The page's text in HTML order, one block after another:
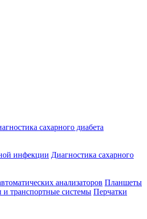
сахарного диабета
инфекции Диагностика сахарного
анализаторов Планшеты
и транспортные системы Перчатки